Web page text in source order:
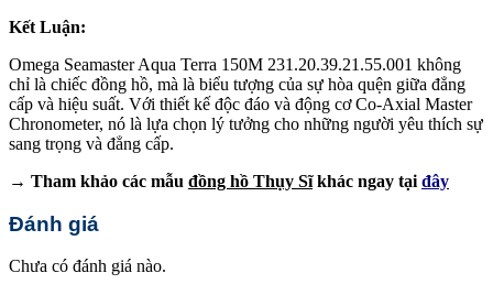
Kết Luận:
Omega Seamaster Aqua Terra 150M 231.20.39.21.55.001 không
chỉ là chiếc đồng hồ, mà là biểu tượng của sự hòa quện giữa đẳng
cấp và hiệu suất. Với thiết kế độc đáo và động cơ Co-Axial Master
Chronometer, nó là lựa chọn lý tưởng cho những người yêu thích sự
sang trọng và đẳng cấp.
→ Tham khảo các mẫu đồng hồ Thụy Sĩkhác ngay tại đây
Đánh giá
Chưa có đánh giá nào.